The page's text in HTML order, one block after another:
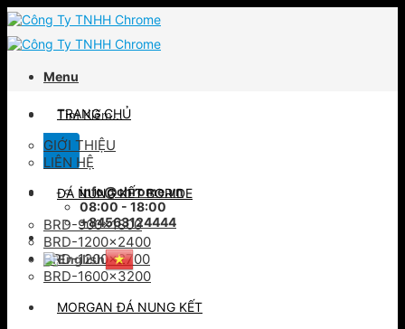
Skip
to
content
Menu
kiếm:
info@chrome.vn
08:00 - 18:00
+84563124444
TRANG CHỦ
GIỚI THIỆU
LIÊN HỆ
ĐÁ NUNG KẾT BORIDE
BRD-900×1800
BRD-1200×2400
BRD-1200×2700
BRD-1600×3200
MORGAN ĐÁ NUNG KẾT